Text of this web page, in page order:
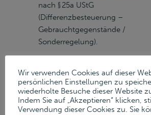
nach § 25a UStG
(Differenzbesteuerung –
Gebrauchtgegenstände /
Sonderregelung).
Verkauft 1 Van FORD
Transit, Diesel, EURO 6, 96
kW, Hubraum 1.995 cm³,
Wir verwenden Cookies auf dieser
persönlichen Einstellungen zu
wiederholte Besuche dieser Website
Indem Sie auf „Akzeptieren“ klicken,
Verwendung dieser Cookies zu. Sie